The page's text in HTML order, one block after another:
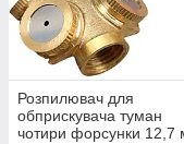
Розпилювач для
обприскувача туман
чотири форсунки 12,7